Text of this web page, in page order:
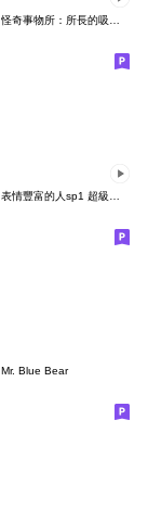
怪奇事物所：所長的吸食計畫
Mr. Blue Bear